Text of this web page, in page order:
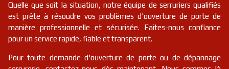
Quelle que soit la situation, notre équipe de serruriers qualifiés
est prête à résoudre vos problèmes d'ouverture de porte de
manière professionnelle et sécurisée. Faites-nous confiance
pour un service rapide, fiable et transparent.
Pour toute demande d'ouverture de porte ou de dépannage